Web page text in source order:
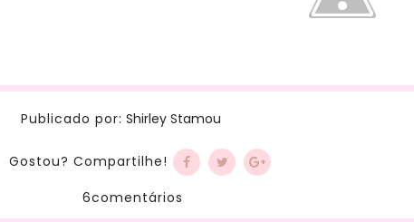
Publicado por: Shirley Stamou
Gostou? Compartilhe!
6comentários